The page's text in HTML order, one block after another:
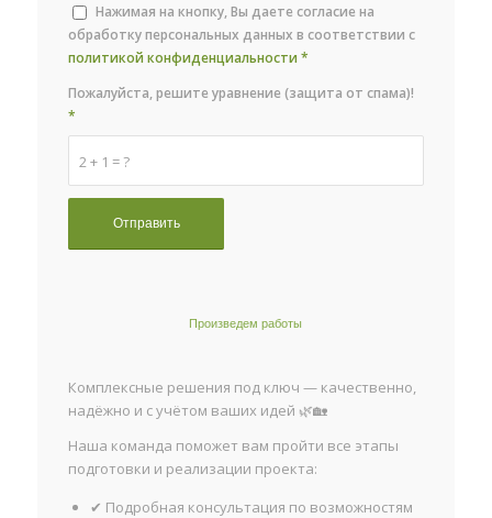
Нажимая на кнопку, Вы даете согласие на
обработку персональных данных в соответствии с
политикой конфиденциальности *
2 + 1 = ?
Пожалуйста, решите уравнение (защита от спама)!
*
Произведем работы
Комплексные решения под ключ — качественно,
надёжно и с учётом ваших идей 🌿🏡
Наша команда поможет вам пройти все этапы
подготовки и реализации проекта:
✔ Подробная консультация по возможностям